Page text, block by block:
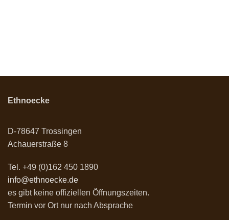
Ethnoecke
D-78647 Trossingen
Achauerstraße 8
Tel. +49 (0)162 450 1890
info@ethnoecke.de
es gibt keine offiziellen Öffnungszeiten.
Termin vor Ort nur nach Absprache